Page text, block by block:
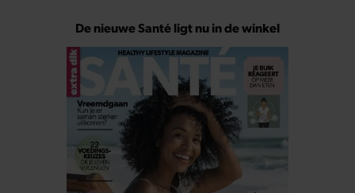
De nieuwe Santé ligt nu in de winkel